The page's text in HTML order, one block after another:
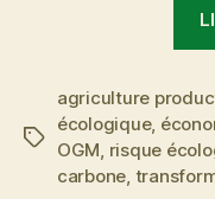
Étiquettes
agriculture
écologique,
OGM, risque
carbone,